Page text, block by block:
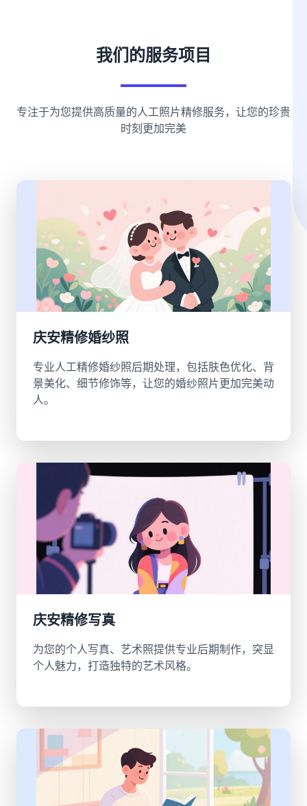
我们的服务项目
专注于为您提供高质量的人工照片精修服务，让您的珍贵
时刻更加完美
庆安精修婚纱照
专业人工精修婚纱照后期处理，包括肤色优化、背
景美化、细节修饰等，让您的婚纱照片更加完美动
人。
庆安精修写真
为您的个人写真、艺术照提供专业后期制作，突显
个人魅力，打造独特的艺术风格。